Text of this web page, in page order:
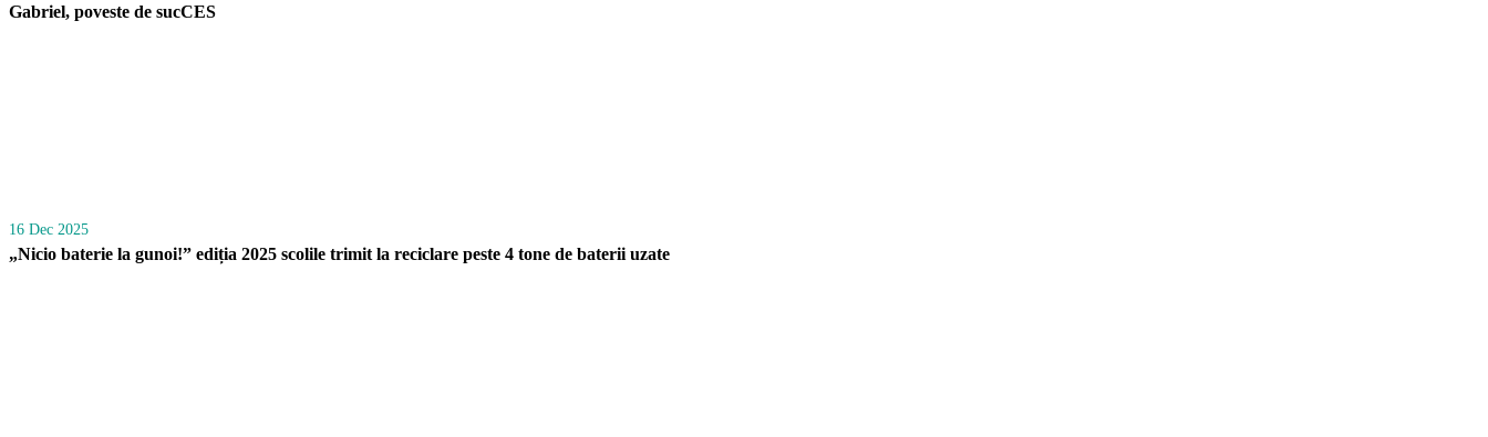
Gabriel, poveste de sucCES
16 Dec 2025
„Nicio baterie la gunoi!” ediția 2025 scolile trimit la reciclare peste 4 tone de baterii uzate